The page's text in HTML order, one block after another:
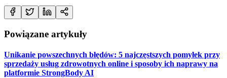
Powiązane artykuły
Unikanie powszechnych błędów: 5 najczęstszych pomyłek przy
sprzedaży usług zdrowotnych online i sposoby ich naprawy na
platformie StrongBody AI